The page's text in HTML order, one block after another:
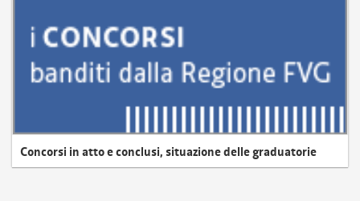
Concorsi in atto e conclusi, situazione delle graduatorie